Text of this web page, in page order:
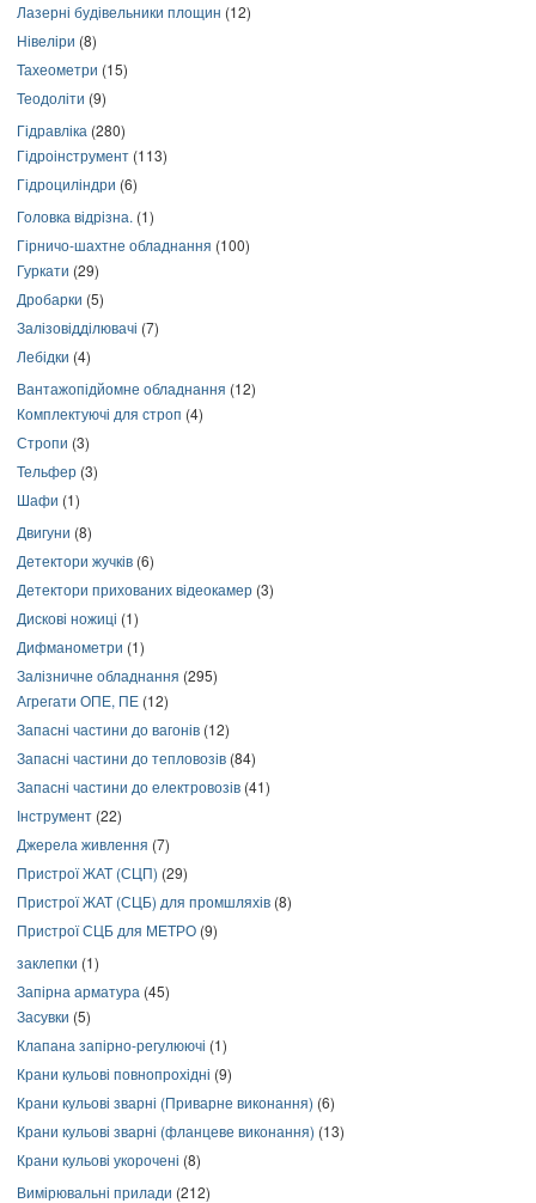
Лазерні будівельники площин (12)
Нівеліри (8)
Тахеометри (15)
Теодоліти (9)
Гідравліка (280)
Гідроінструмент (113)
Гідроциліндри (6)
Головка відрізна. (1)
Гірничо-шахтне обладнання (100)
Гуркати (29)
Дробарки (5)
Залізовідділювачі (7)
Лебідки (4)
Вантажопідйомне обладнання (12)
Комплектуючі для строп (4)
Стропи (3)
Тельфер (3)
Шафи (1)
Двигуни (8)
Детектори жучків (6)
Детектори прихованих відеокамер (3)
Дискові ножиці (1)
Дифманометри (1)
Залізничне обладнання (295)
Агрегати ОПЕ, ПЕ (12)
Запасні частини до вагонів (12)
Запасні частини до тепловозів (84)
Запасні частини до електровозів (41)
Інструмент (22)
Джерела живлення (7)
Пристрої ЖАТ (СЦП) (29)
Пристрої ЖАТ (СЦБ) для промшляхів (8)
Пристрої СЦБ для МЕТРО (9)
заклепки (1)
Запірна арматура (45)
Засувки (5)
Клапана запірно-регулюючі (1)
Крани кульові повнопрохідні (9)
Крани кульові зварні (Приварне виконання) (6)
Крани кульові зварні (фланцеве виконання) (13)
Крани кульові укорочені (8)
Вимірювальні прилади (212)